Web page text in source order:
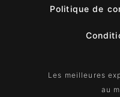
Politique de
Les meilleures
au